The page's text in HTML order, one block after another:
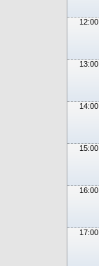
12:00
13:00
14:00
15:00
16:00
17:00